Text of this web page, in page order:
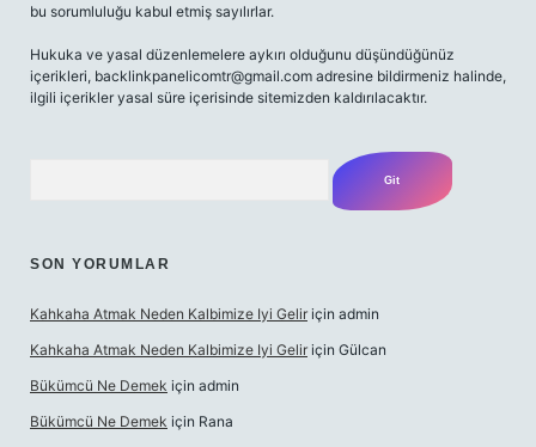
bu sorumluluğu kabul etmiş sayılırlar.
Hukuka ve yasal düzenlemelere aykırı olduğunu düşündüğünüz
içerikleri, backlinkpanelicomtr@gmail.com adresine bildirmeniz halinde,
ilgili içerikler yasal süre içerisinde sitemizden kaldırılacaktır.
SON YORUMLAR
Kahkaha Atmak Neden Kalbimize Iyi Gelir için admin
Kahkaha Atmak Neden Kalbimize Iyi Gelir için Gülcan
Bükümcü Ne Demek için admin
Bükümcü Ne Demek için Rana